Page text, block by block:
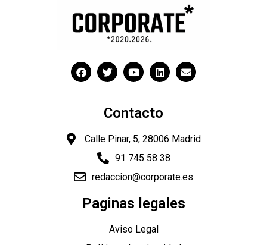
Contacto
Calle Pinar, 5, 28006 Madrid
91 745 58 38
redaccion@corporate.es
Paginas legales
Aviso Legal